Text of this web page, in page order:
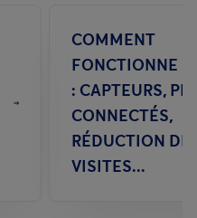
COMMENT
FONCTIONNE
: CAPTEURS,
CONNECTÉS,
RÉDUCTION
VISITES...